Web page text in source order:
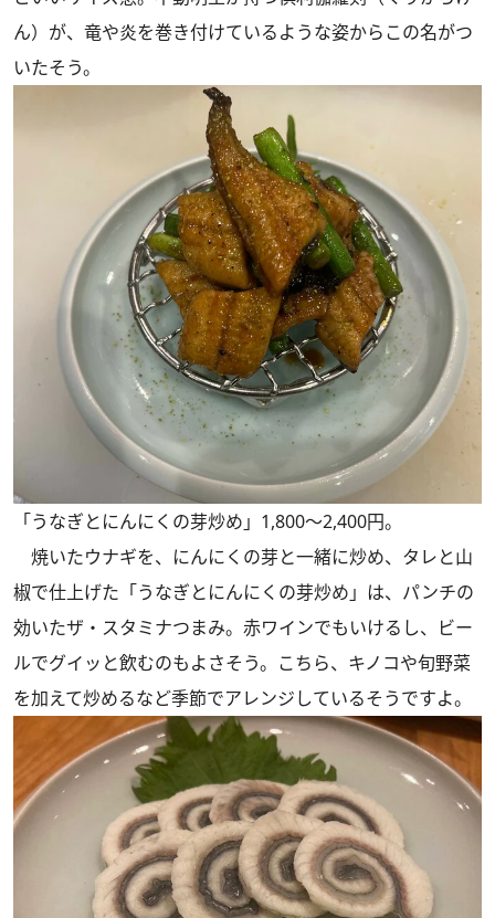
ん）が、竜や炎を巻き付けているような姿からこの名がつ
いたそう。
「うなぎとにんにくの芽炒め」1,800～2,400円。
焼いたウナギを、にんにくの芽と一緒に炒め、タレと山
椒で仕上げた「うなぎとにんにくの芽炒め」は、パンチの
効いたザ・スタミナつまみ。赤ワインでもいけるし、ビー
ルでグイッと飲むのもよさそう。こちら、キノコや旬野菜
を加えて炒めるなど季節でアレンジしているそうですよ。